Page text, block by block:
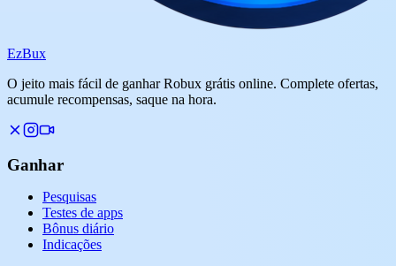
EzBux
O jeito mais fácil de ganhar Robux grátis online. Complete ofertas,
acumule recompensas, saque na hora.
Ganhar
Pesquisas
Testes de apps
Bônus diário
Indicações